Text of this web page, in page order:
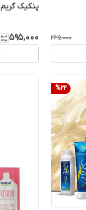
۲۶۵٬۰۰۰
پنکیک گریم Cake Make up کریولاین
۵۹۵٬۰۰۰
%22